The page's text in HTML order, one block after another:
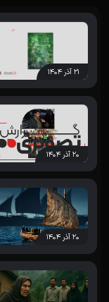
۲۱ آذر ۱۴۰۴
۲۰ آذر ۱۴۰۴
۲۰ آذر ۱۴۰۴